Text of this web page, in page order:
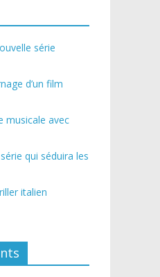
série
d’un film
musicale avec
qui séduira les
italien